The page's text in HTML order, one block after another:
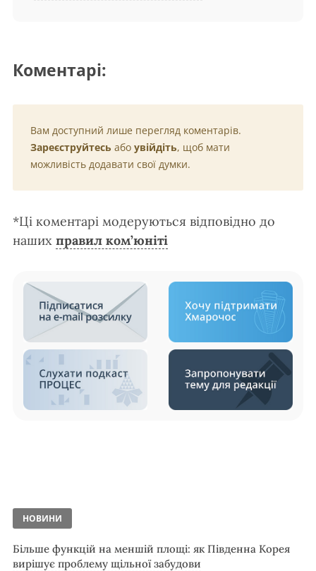
Коментарі:
Вам доступний лише перегляд коментарів.
Зареєструйтесь або увійдіть, щоб мати
можливість додавати свої думки.
*Ці коментарі модеруються відповідно до
наших правил ком’юніті
НОВИНИ
Більше функцій на меншій площі: як Південна Корея
вирішує проблему щільної забудови